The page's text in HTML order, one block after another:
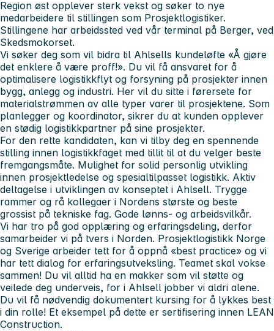
Region øst opplever sterk vekst og søker to nye
medarbeidere til stillingen som Prosjektlogistiker.
Stillingene har arbeidssted ved vår terminal på Berger, ved
Skedsmokorset.
Vi søker deg som vil bidra til Ahlsells kundeløfte «Å gjøre
det enklere å være proff!». Du vil få ansvaret for å
optimalisere logistikkflyt og forsyning på prosjekter innen
bygg, anlegg og industri. Her vil du sitte i førersete for
materialstrømmen av alle typer varer til prosjektene. Som
planlegger og koordinator, sikrer du at kunden opplever
en stødig logistikkpartner på sine prosjekter.
For den rette kandidaten, kan vi tilby deg en spennende
stilling innen logistikkfaget med tillit til at du velger beste
fremgangsmåte. Mulighet for solid personlig utvikling
innen prosjektledelse og spesialtilpasset logistikk. Aktiv
deltagelse i utviklingen av konseptet i Ahlsell. Trygge
rammer og rå kollegaer i Nordens største og beste
grossist på tekniske fag. Gode lønns- og arbeidsvilkår.
Vi har tro på god opplæring og erfaringsdeling, derfor
samarbeider vi på tvers i Norden. Prosjektlogistikk Norge
og Sverige arbeider tett for å oppnå «best practice» og vi
har tett dialog for erfaringsutveksling. Teamet skal vokse
sammen! Du vil alltid ha en makker som vil støtte og
veilede deg underveis, for i Ahlsell jobber vi aldri alene.
Du vil få nødvendig dokumentert kursing for å lykkes best
i din rolle! Et eksempel på dette er sertifisering innen LEAN
Construction.